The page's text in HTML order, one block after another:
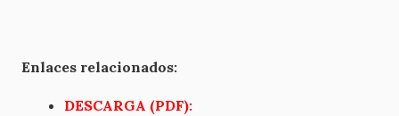
Enlaces relacionados:
DESCARGA (PDF):